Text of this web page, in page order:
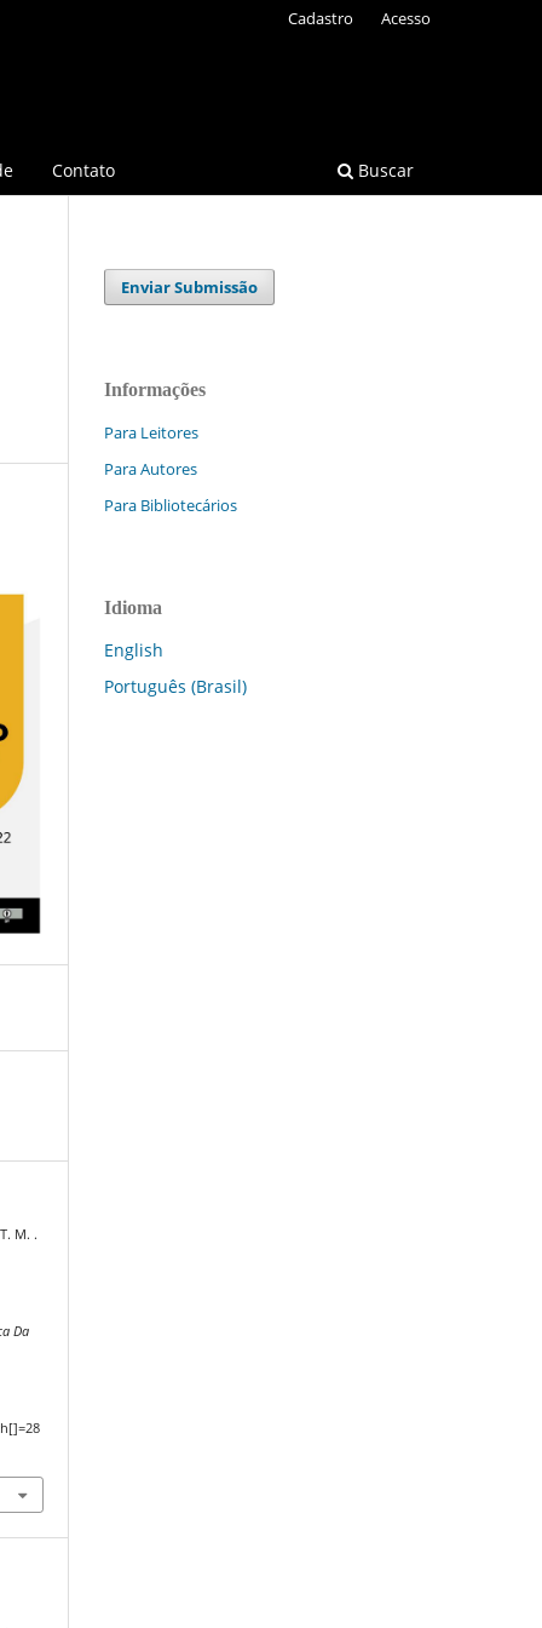
Contato Buscar
Cadastro Acesso
M. .
Da
Enviar Submissão
Informações
Para Leitores
Para Autores
Para Bibliotecários
Idioma
English
Português (Brasil)